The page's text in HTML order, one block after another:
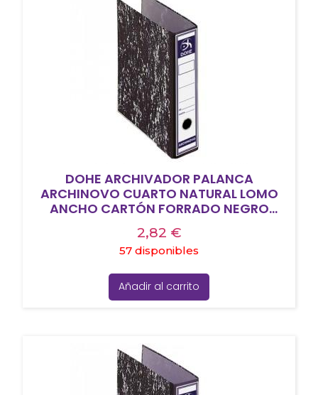
DOHE ARCHIVADOR PALANCA
ARCHINOVO CUARTO NATURAL LOMO
ANCHO CARTÓN FORRADO NEGRO
JASPEADO
2,82 €
57 disponibles
Añadir al carrito